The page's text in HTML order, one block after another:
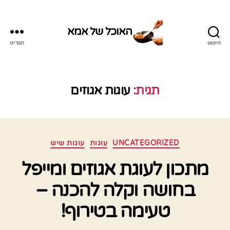
חיפוש
האוכל של אמא
תפריט
תגית: עוגות אגוזים
קטגוריותUNCATEGORIZED עוגות עוגות שיש
מתכון לעוגת אגוזים ומייפל
בחושה וקלה להכנה –
טעימה בטירוף!